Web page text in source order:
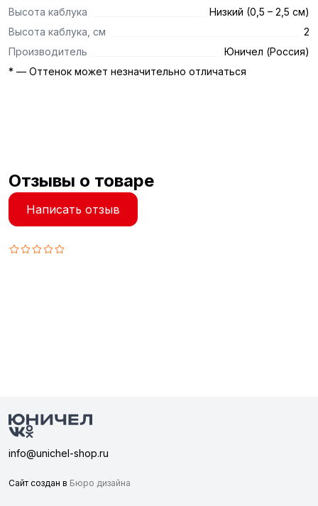
Высота каблука
Низкий (0,5 – 2,5 см)
Высота каблука, см
2
Производитель
Юничел (Россия)
* — Оттенок может незначительно отличаться
Отзывы о товаре
Написать отзыв
info@unichel-shop.ru
Сайт создан в Бюро дизайна